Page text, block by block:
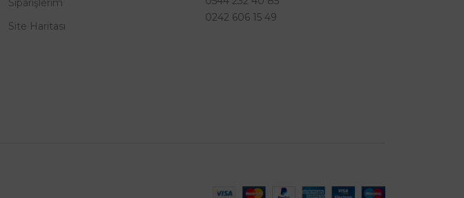
Siparişlerim
Site Haritası
0242 606 15 49